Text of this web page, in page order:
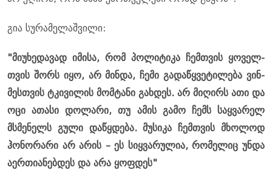
გია სუ­რა­მე­ლაშ­ვი­ლი:
"მი­უ­ხე­და­ვად იმი­სა, რომ პო­ლი­ტი­კა ჩემ­თვის ყო­ველ­
თვის შორს იყო, არ მინ­და, ჩემი გა­და­წყვე­ტი­ლე­ბა ვინ­
მეს­თვის ტკი­ვი­ლის მომ­ტა­ნი გახ­დეს. არ მი­ღირს ათი და
ოცი ათა­სი დო­ლა­რი, თუ ამის გამო ჩემს საყ­ვა­რელ
მსმე­ნელს გული და­წყდე­ბა. მუ­სი­კა ჩემ­თვის მხო­ლოდ
ჰო­ნო­რა­რი არ არის – ეს სიყ­ვა­რუ­ლია, რო­მე­ლიც უნდა
აერ­თი­ა­ნებ­დეს და არა ყოფ­დეს"